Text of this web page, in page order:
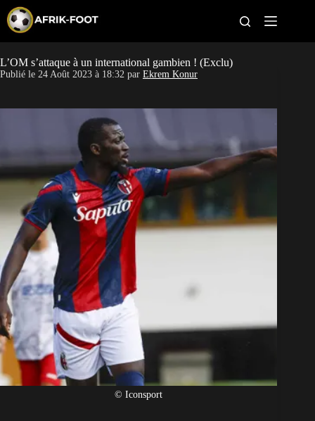
p
t
o
c
n
CAN féminine
Pays
Clubs
Classement
Paris sportifs
L’OM s’attaque à un international gambien ! (Exclu)
Publié le 24 Août 2023 à 18:32 par Ekrem Konur
© Iconsport